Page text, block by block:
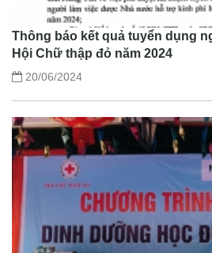
Thông báo kết quả tuyển dụng
Hội Chữ thập đỏ năm 2024
20/06/2024